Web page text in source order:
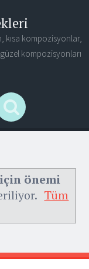
kısa kompozisyonlar,
kompozisyonları
Links
Search
önemi
Tüm